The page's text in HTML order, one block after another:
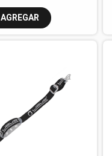
AGREGAR